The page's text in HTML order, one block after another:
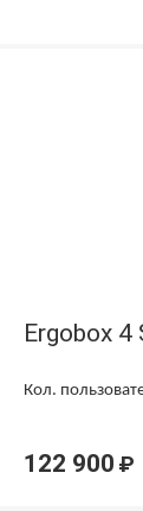
Ergobox 4
Кол.
122 900 ₽